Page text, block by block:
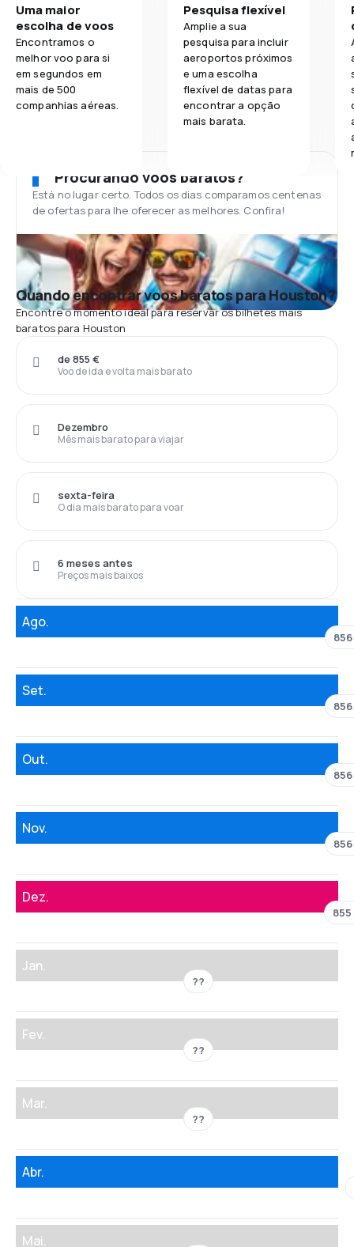
Uma maior
escolha de voos
Encontramos o
melhor voo para si
em segundos em
mais de 500
companhias aéreas.
Pesquisa flexível
Amplie a sua
pesquisa para incluir
aeroportos próximos
e uma escolha
flexível de datas para
encontrar a opção
mais barata.
Procurando voos baratos?
Está no lugar certo. Todos os dias comparamos centenas
de ofertas para lhe oferecer as melhores. Confira!
Quando encontrar voos baratos para Houston?
Encontre o momento ideal para reservar os bilhetes mais
baratos para Houston
Voo de ida e volta mais barato
de 855 €
Mês mais barato para viajar
Dezembro
O dia mais barato para voar
sexta-feira
Preços mais baixos
6 meses antes
Ago.
Set.
Out.
Nov.
Dez.
855
Jan.
??
Fev.
??
Mar.
??
Abr.
Mai.